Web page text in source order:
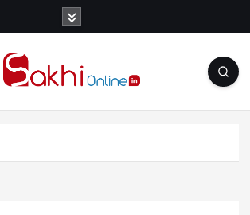
News Portal